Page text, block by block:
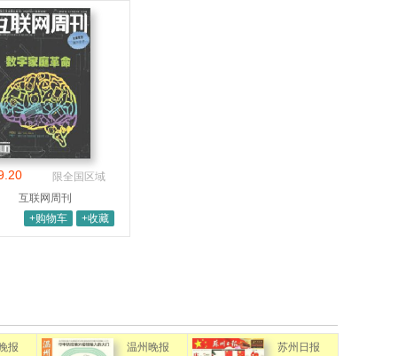
限全国区域
互联网周刊
+购物车
+收藏
报 温州晚报 苏州日报